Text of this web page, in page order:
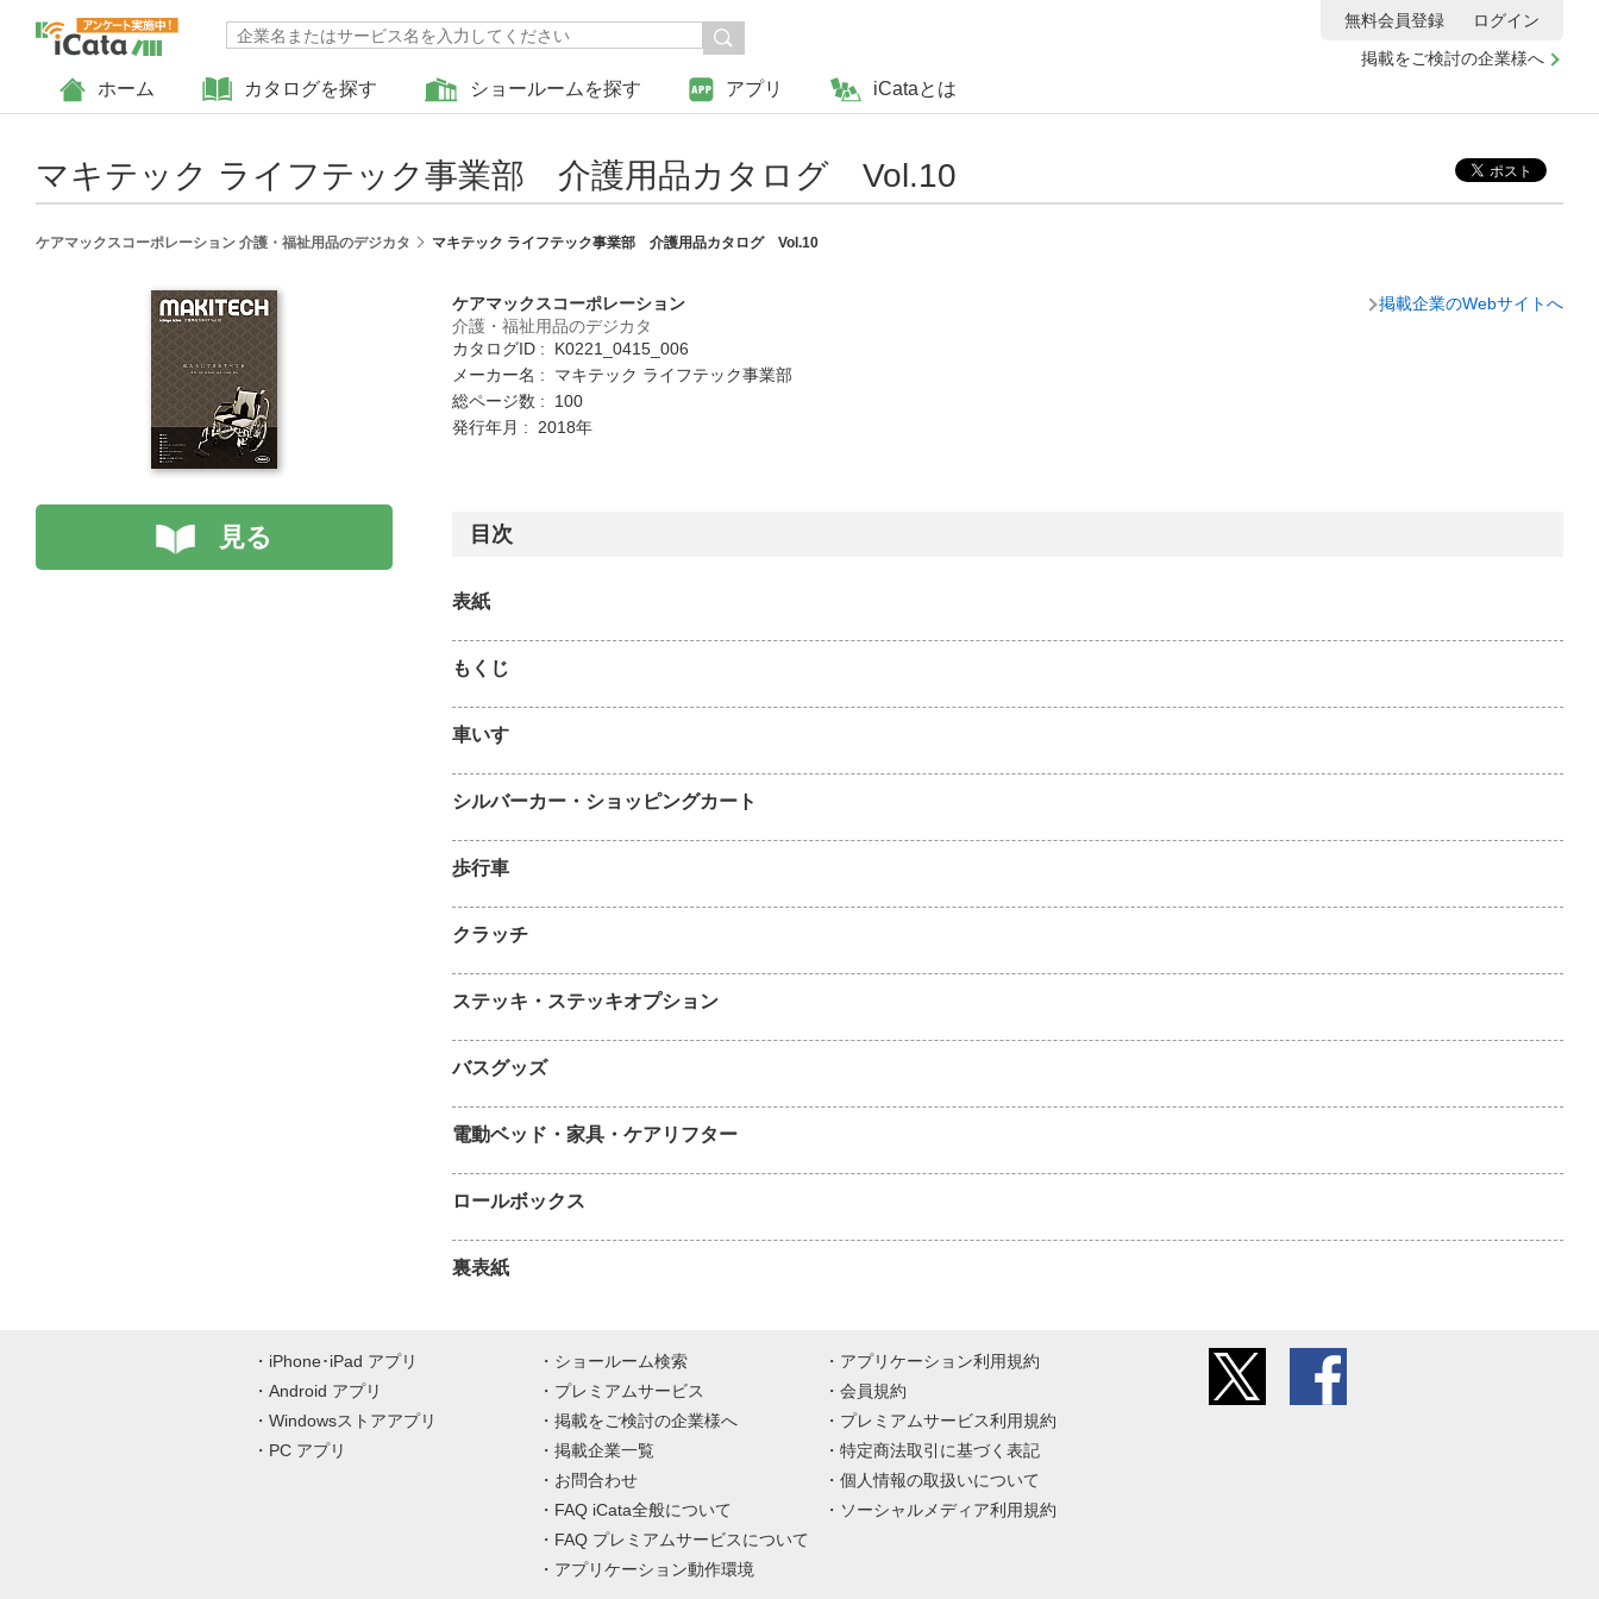
ホーム カタログを探す ショールームを探す アプリ iCataとは
掲載をご検討の企業様へ
無料会員登録 ログイン
マキテック ライフテック事業部 介護用品カタログ Vol.10
ケアマックスコーポレーション 介護・福祉用品のデジカタ マキテック ライフテック事業部 介護用品カタログ Vol.10
見る
ケアマックスコーポレーション
介護・福祉用品のデジカタ
カタログID : K0221_0415_006
メーカー名 : マキテック ライフテック事業部
総ページ数 : 100
発行年月 : 2018年
掲載企業のWebサイトへ
目次
表紙
もくじ
車いす
シルバーカー・ショッピングカート
歩行車
クラッチ
ステッキ・ステッキオプション
バスグッズ
電動ベッド・家具・ケアリフター
ロールボックス
裏表紙
iPhone･iPad アプリ
Android アプリ
Windowsストアアプリ
PC アプリ
ショールーム検索
プレミアムサービス
掲載をご検討の企業様へ
掲載企業一覧
お問合わせ
FAQ iCata全般について
FAQ プレミアムサービスについて
アプリケーション動作環境
アプリケーション利用規約
会員規約
プレミアムサービス利用規約
特定商法取引に基づく表記
個人情報の取扱いについて
ソーシャルメディア利用規約